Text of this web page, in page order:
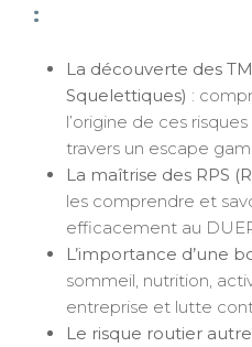
:
La découverte des
Squelettiques) :
l’origine de ces
travers un escape
La maîtrise des RPS
les comprendre et
efficacement au
L’importance d’une
sommeil, nutrition,
entreprise et lutte
Le risque routier